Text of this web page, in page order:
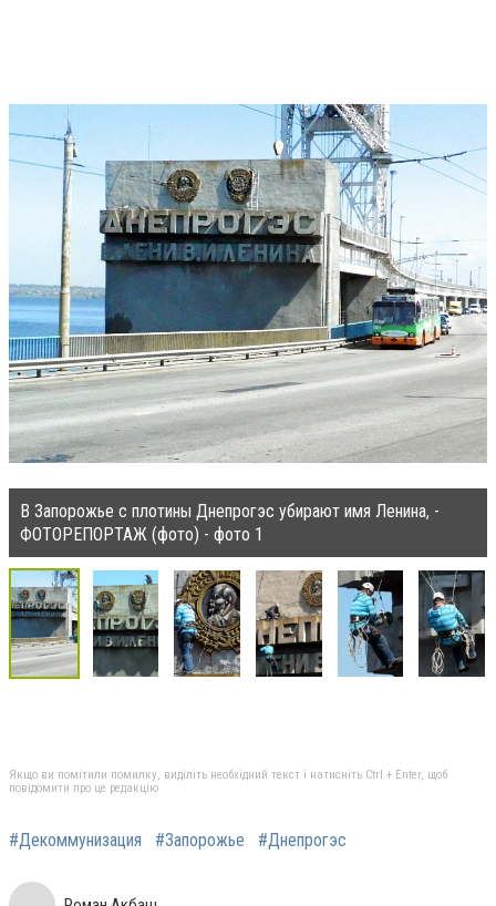
В Запорожье с плотины Днепрогэс убирают имя Ленина, -
ФОТОРЕПОРТАЖ (фото) - фото 1
Якщо ви помітили помилку, виділіть необхідний текст і натисніть Ctrl + Enter, щоб
повідомити про це редакцію
#Декоммунизация #Запорожье #Днепрогэс